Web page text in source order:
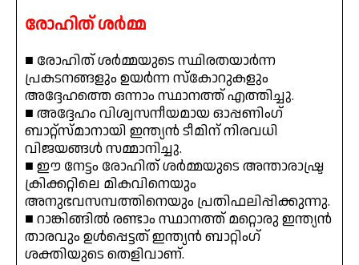
രോഹിത് ശർമ്മ
■ രോഹിത് ശർമ്മയുടെ സ്ഥിരതയാർന്ന
പ്രകടനങ്ങളും ഉയർന്ന സ്‌കോറുകളും
അദ്ദേഹത്തെ ഒന്നാം സ്ഥാനത്ത് എത്തിച്ചു.
■ അദ്ദേഹം വിശ്വസനീയമായ ഓപ്പണിംഗ്
ബാറ്റ്സ്മാനായി ഇന്ത്യൻ ടീമിന് നിരവധി
വിജയങ്ങൾ സമ്മാനിച്ചു.
■ ഈ നേട്ടം രോഹിത് ശർമ്മയുടെ അന്താരാഷ്ട്ര
ക്രിക്കറ്റിലെ മികവിനെയും
അനുഭവസമ്പത്തിനെയും പ്രതിഫലിപ്പിക്കുന്നു.
■ റാങ്കിങ്ങിൽ രണ്ടാം സ്ഥാനത്ത് മറ്റൊരു ഇന്ത്യൻ
താരവും ഉൾപ്പെട്ടത് ഇന്ത്യൻ ബാറ്റിംഗ്
ശക്തിയുടെ തെളിവാണ്.